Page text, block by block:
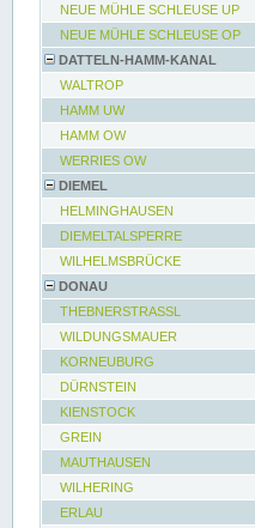
NEUE MÜHLE SCHLEUSE UP
NEUE MÜHLE SCHLEUSE OP
DATTELN-HAMM-KANAL
WALTROP
HAMM UW
HAMM OW
WERRIES OW
DIEMEL
HELMINGHAUSEN
DIEMELTALSPERRE
WILHELMSBRÜCKE
DONAU
THEBNERSTRASSL
WILDUNGSMAUER
KORNEUBURG
DÜRNSTEIN
KIENSTOCK
GREIN
MAUTHAUSEN
WILHERING
ERLAU